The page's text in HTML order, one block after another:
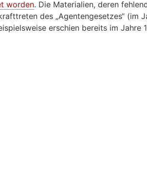
worden. Die Materialien, deren
des „Agentengesetzes“ (im
erschien bereits im Jahre